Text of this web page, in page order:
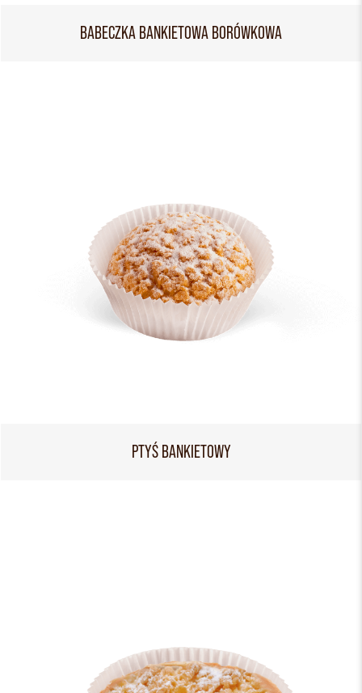
BABECZKA BANKIETOWA BORÓWKOWA
PTYŚ BANKIETOWY